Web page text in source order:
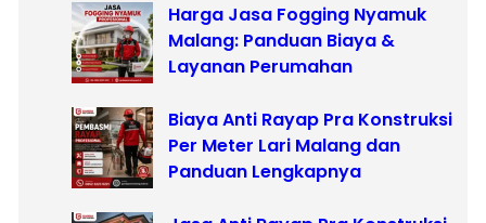
Harga Jasa Fogging Nyamuk
Malang: Panduan Biaya &
Layanan Perumahan
Biaya Anti Rayap Pra Konstruksi
Per Meter Lari Malang dan
Panduan Lengkapnya